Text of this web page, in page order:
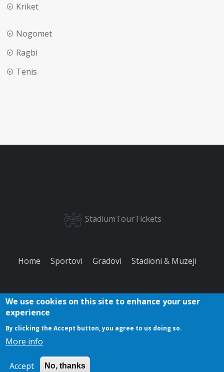
Kriket
Nogomet
Ragbi
Tenis
StadiumTourTickets
Home Sportovi Gradovi Stadioni & Muzeji
O
nama
Pravila
privatnosti
Copyright © 2023
We use cookies on this site to enhance your user
experience
By clicking the Accept button, you agree to us doing so.
More info
Accept No, thanks